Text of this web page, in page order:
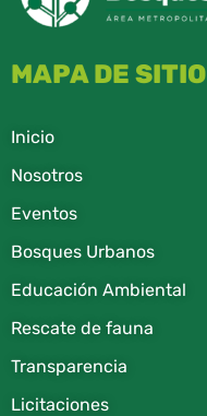
MAPA DE SITIO
Inicio
Nosotros
Eventos
Bosques Urbanos
Educación Ambiental
Rescate de fauna​
Transparencia
Licitaciones